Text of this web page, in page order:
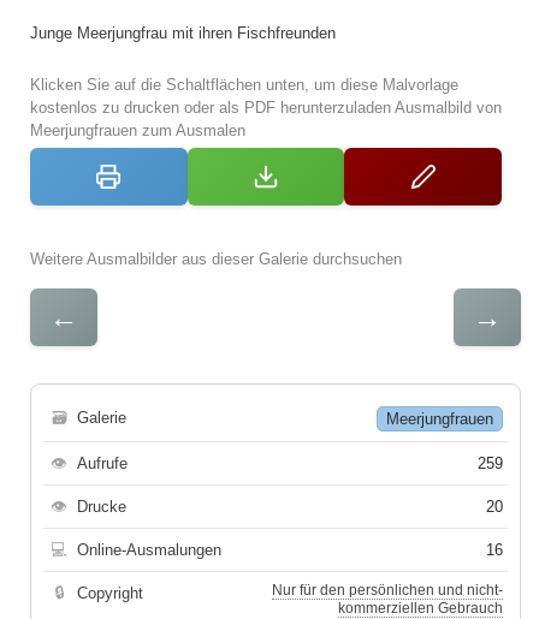
Junge Meerjungfrau mit ihren Fischfreunden
Klicken Sie auf die Schaltflächen unten, um diese Malvorlage
kostenlos zu drucken oder als PDF herunterzuladen Ausmalbild von
Meerjungfrauen zum Ausmalen
Weitere Ausmalbilder aus dieser Galerie durchsuchen
← →
🗃 Galerie Meerjungfrauen
👁 Aufrufe 259
👁 Drucke 20
💻 Online-Ausmalungen 16
🔒 Copyright
Nur für den persönlichen und nicht-
kommerziellen Gebrauch